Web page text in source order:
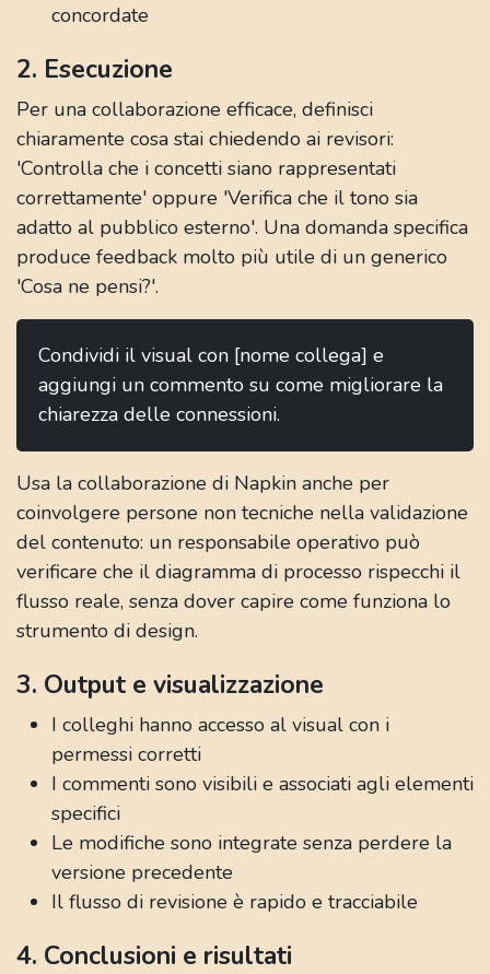
concordate
2. Esecuzione
Per una collaborazione efficace, definisci
chiaramente cosa stai chiedendo ai revisori:
'Controlla che i concetti siano rappresentati
correttamente' oppure 'Verifica che il tono sia
adatto al pubblico esterno'. Una domanda specifica
produce feedback molto più utile di un generico
'Cosa ne pensi?'.
Condividi il visual con [nome collega] e
aggiungi un commento su come migliorare la
chiarezza delle connessioni.
Usa la collaborazione di Napkin anche per
coinvolgere persone non tecniche nella validazione
del contenuto: un responsabile operativo può
verificare che il diagramma di processo rispecchi il
flusso reale, senza dover capire come funziona lo
strumento di design.
3. Output e visualizzazione
I colleghi hanno accesso al visual con i
permessi corretti
I commenti sono visibili e associati agli elementi
specifici
Le modifiche sono integrate senza perdere la
versione precedente
Il flusso di revisione è rapido e tracciabile
4. Conclusioni e risultati